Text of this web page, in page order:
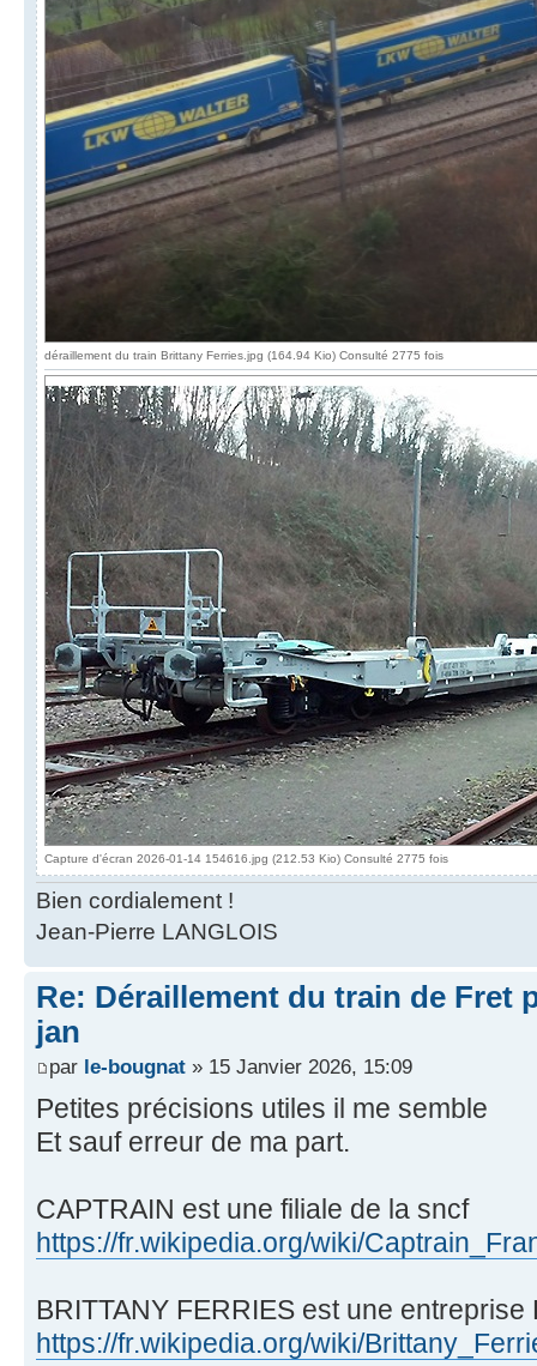
déraillement du train Brittany Ferries.jpg (164.94 Kio) Consulté 2775 fois
Capture d'écran 2026-01-14 154616.jpg (212.53 Kio) Consulté 2775 fois
Bien cordialement !
Jean-Pierre LANGLOIS
Re: Déraillement du train de Fret
jan
par le-bougnat » 15 Janvier 2026, 15:09
Petites précisions utiles il me semble
Et sauf erreur de ma part.
CAPTRAIN est une filiale de la sncf
https://fr.wikipedia.org/wiki/
BRITTANY FERRIES est une entreprise
https://fr.wikipedia.org/wiki/